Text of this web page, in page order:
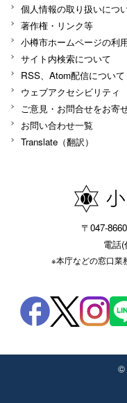
個人情報の取り扱いにつ
著作権・リンク等
小樽市ホームページの利
サイト内検索について
RSS、Atom配信について
ウェブアクセシビリティ
ご意見・お問合せをお寄
お問い合わせ一覧
Translate（翻訳）
〒047-
電話(
※本庁などの窓口業
©